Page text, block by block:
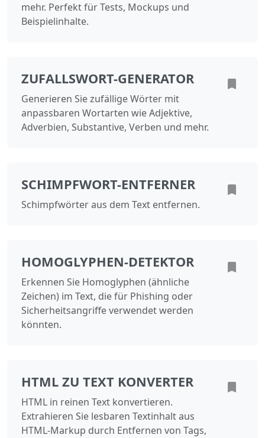
mehr. Perfekt für Tests, Mockups und
Beispielinhalte.
ZUFALLSWORT-GENERATOR
Generieren Sie zufällige Wörter mit
anpassbaren Wortarten wie Adjektive,
Adverbien, Substantive, Verben und mehr.
SCHIMPFWORT-ENTFERNER
Schimpfwörter aus dem Text entfernen.
HOMOGLYPHEN-DETEKTOR
Erkennen Sie Homoglyphen (ähnliche
Zeichen) im Text, die für Phishing oder
Sicherheitsangriffe verwendet werden
könnten.
HTML ZU TEXT KONVERTER
HTML in reinen Text konvertieren.
Extrahieren Sie lesbaren Textinhalt aus
HTML-Markup durch Entfernen von Tags,